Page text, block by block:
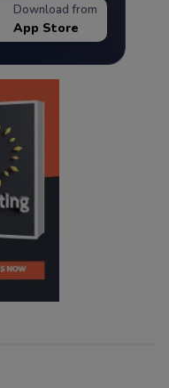
Download from
App Store